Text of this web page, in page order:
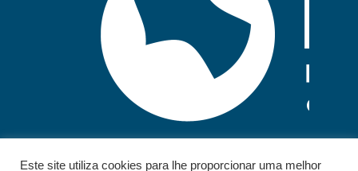
Este site utiliza cookies para lhe proporcionar uma melhor